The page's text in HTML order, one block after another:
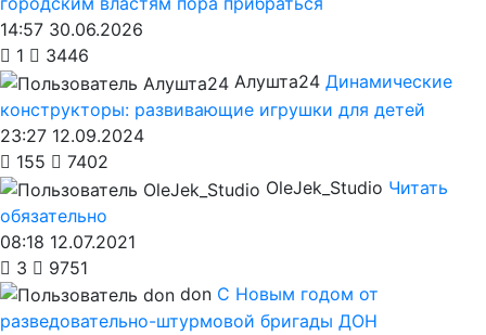
14:57 30.06.2026
1
3446
Алушта24 Динамические
конструкторы: развивающие игрушки для детей
23:27 12.09.2024
155
7402
OleJek_Studio Читать
обязательно
08:18 12.07.2021
3
9751
don С Новым годом от
разведовательно-штурмовой бригады ДОН